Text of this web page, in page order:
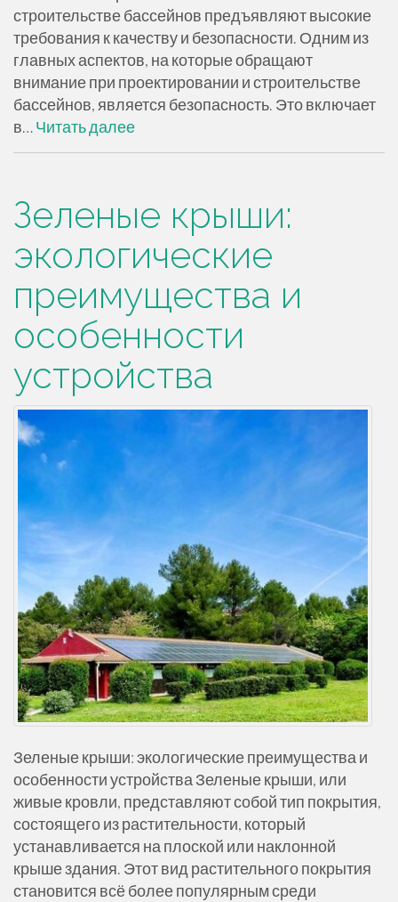
строительстве бассейнов предъявляют высокие
требования к качеству и безопасности. Одним из
главных аспектов, на которые обращают
внимание при проектировании и строительстве
бассейнов, является безопасность. Это включает
в…Читать далее
Зеленые крыши:
экологические
преимущества и
особенности
устройства
Зеленые крыши: экологические преимущества и
особенности устройства Зеленые крыши, или
живые кровли, представляют собой тип покрытия,
состоящего из растительности, который
устанавливается на плоской или наклонной
крыше здания. Этот вид растительного покрытия
становится всё более популярным среди